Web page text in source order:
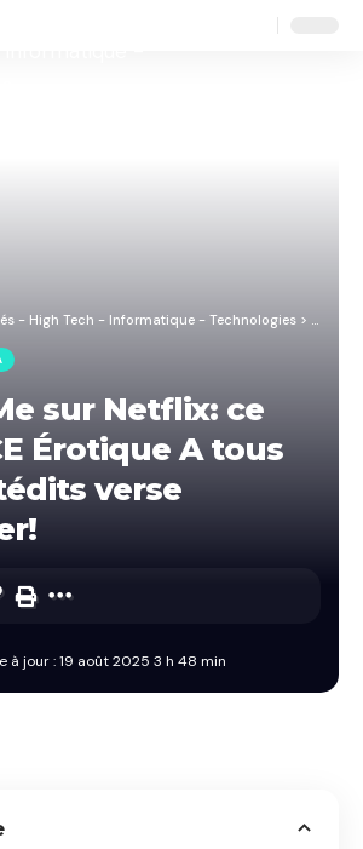
- High Tech - Informatique - Technologies > Blog
sur Netflix: ce
Érotique A tous
verse
à jour : 19 août 2025 3 h 48 min